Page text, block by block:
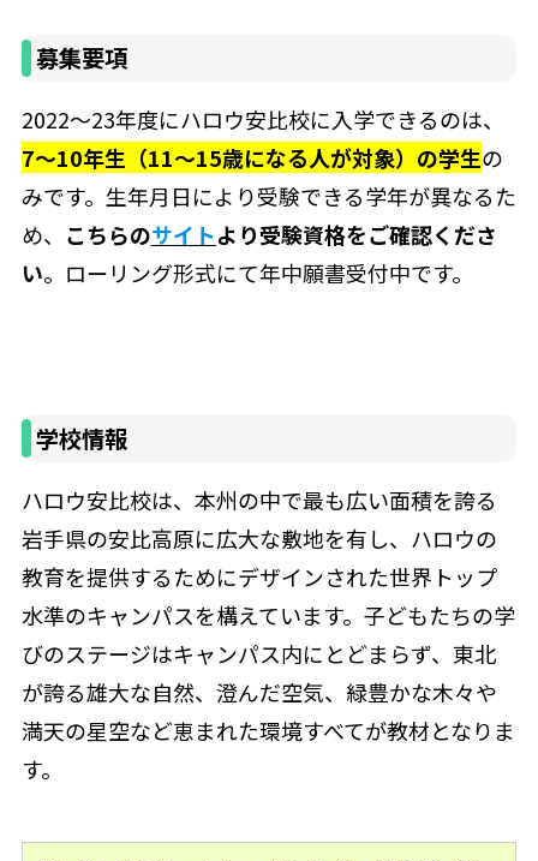
募集要項
2022〜23年度にハロウ安比校に入学できるのは、
7〜10年生（11～15歳になる人が対象）の学生の
みです。生年月日により受験できる学年が異なるた
め、 こちらのサイトより受験資格をご確認くださ
い。ローリング形式にて年中願書受付中です。
学校情報
ハロウ安比校は、本州の中で最も広い面積を誇る
岩手県の安比高原に広大な敷地を有し、ハロウの
教育を提供するためにデザインされた世界トップ
水準のキャンパスを構えています。子どもたちの学
びのステージはキャンパス内にとどまらず、東北
が誇る雄大な自然、澄んだ空気、緑豊かな木々や
満天の星空など恵まれた環境すべてが教材となりま
す。